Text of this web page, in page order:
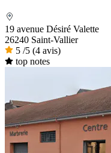
19 avenue Désiré Valette
26240 Saint-Vallier
5 /5 (4 avis)
top notes